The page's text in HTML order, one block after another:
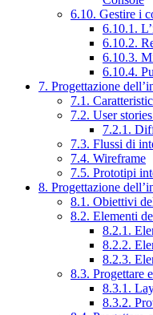
6.10. Gestire i
6.10.1.
6.10.2.
6.10.3.
6.10.4.
7. Progettazione
7.1.
7.2. User
7.2.1.
7.3. Flussi di
7.4. Wireframe
7.5. Prototipi
8. Progettazione
8.1. Obiettivi
8.2. Elementi
8.2.1.
8.2.2.
8.2.3.
8.3. Progettare
8.3.1.
8.3.2.